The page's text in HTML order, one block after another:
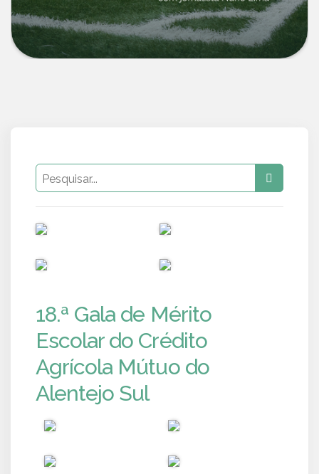
18.ª Gala de Mérito
Escolar do Crédito
Agrícola Mútuo do
Alentejo Sul